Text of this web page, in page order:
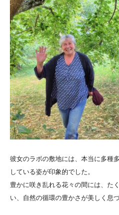
彼女のラボの敷地には、本当に多種
している姿が印象的でした。
豊かに咲き乱れる花々の間には、た
い、自然の循環の豊かさが美しく息